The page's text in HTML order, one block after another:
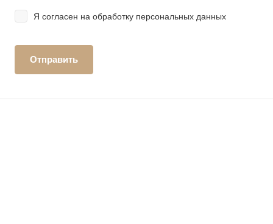
Я согласен на обработку персональных данных